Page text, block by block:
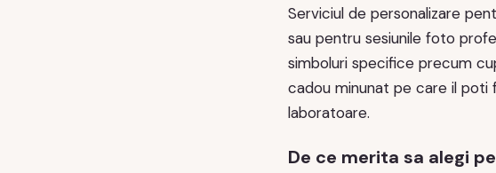
Serviciul de personalizare
sau pentru sesiunile foto
simboluri specifice precum
cadou minunat pe care il poti
laboratoare.
De ce merita sa alegi